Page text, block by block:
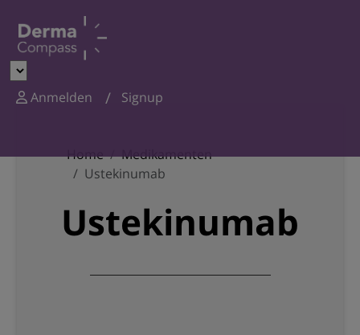
Anmelden Signup
Home
Medikamenten
Ustekinumab
Ustekinumab